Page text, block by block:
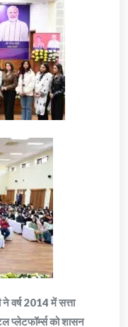
वर्ष 2014 में सत्ता
प्लेटफॉर्म्स को शासन